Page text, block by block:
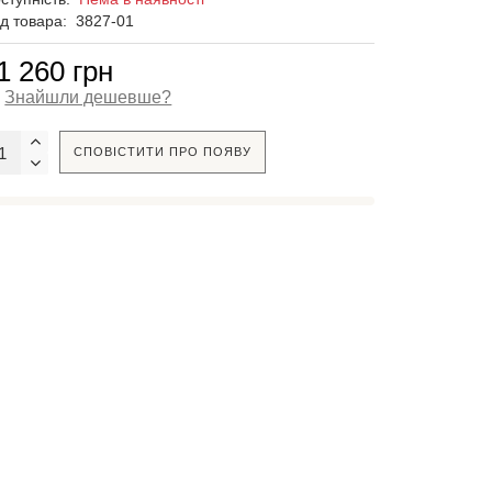
товара: 3827-01
260 грн
Знайшли дешевше?
СПОВІСТИТИ ПРО ПОЯВУ